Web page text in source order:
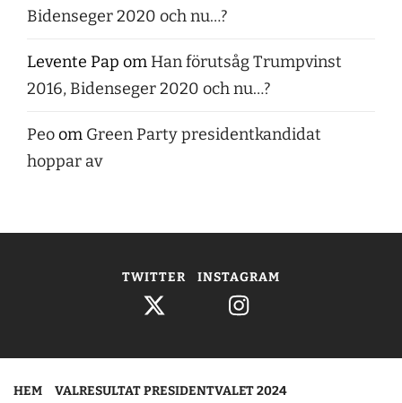
Bidenseger 2020 och nu…?
Levente Pap om Han förutsåg Trumpvinst
2016, Bidenseger 2020 och nu…?
Peoom Green Party presidentkandidat
hoppar av
TWITTER INSTAGRAM
HEM VALRESULTAT PRESIDENTVALET 2024